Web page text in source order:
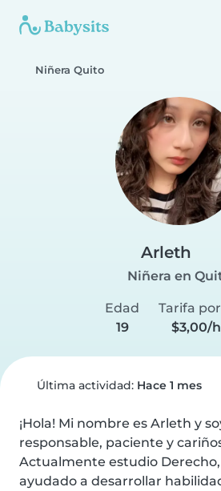
Niñera Quito
Arleth
Niñera en
Edad
19
Tarifa
$3,00/
Última actividad: Hace 1 mes
¡Hola! Mi nombre es Arleth y
responsable, paciente y
Actualmente estudio
ayudado a desarrollar